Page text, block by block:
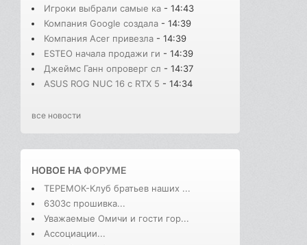
Игроки выбрали самые ка - 14:43
Компания Google создала - 14:39
Компания Acer привезла - 14:39
ESTEO начала продажи ги - 14:39
Джеймс Ганн опроверг сл - 14:37
ASUS ROG NUC 16 с RTX 5 - 14:34
все новости
НОВОЕ НАФОРУМЕ
ТЕРЕМОК-Клуб братьев наших ...
6303с прошивка...
Уважаемые Омичи и гости гор...
Ассоциации...